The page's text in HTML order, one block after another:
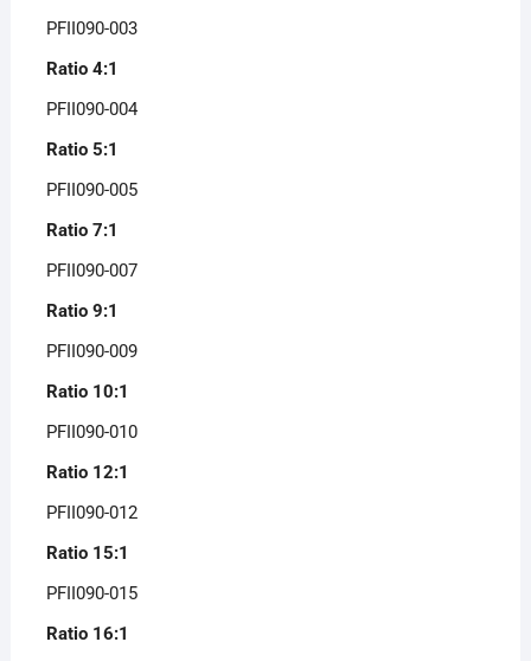
PFII090-003
Ratio 4:1
PFII090-004
Ratio 5:1
PFII090-005
Ratio 7:1
PFII090-007
Ratio 9:1
PFII090-009
Ratio 10:1
PFII090-010
Ratio 12:1
PFII090-012
Ratio 15:1
PFII090-015
Ratio 16:1